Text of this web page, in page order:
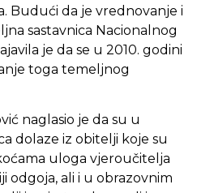
Budući da je vrednovanje i
sastavnica Nacionalnog
je da se u 2010. godini
toga temeljnog
naglasio je da su u
dolaze iz obitelji koje su
uloga vjeroučitelja
odgoja, ali i u obrazovnim